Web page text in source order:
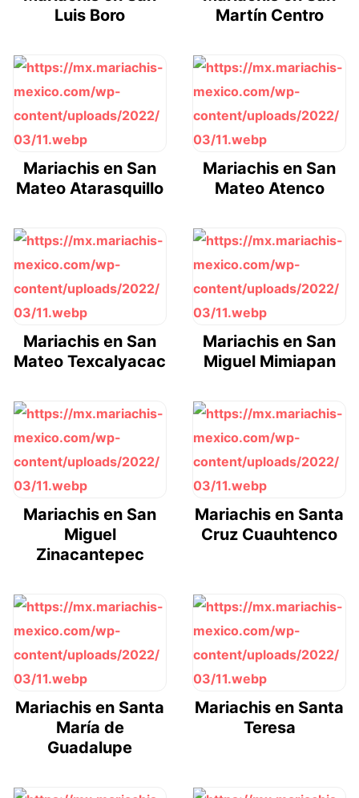
Luis Boro
Martín Centro
Mariachis en San
Mateo Atarasquillo
Mariachis en San
Mateo Atenco
Mariachis en San
Mateo Texcalyacac
Mariachis en San
Miguel Mimiapan
Mariachis en San
Miguel
Zinacantepec
Mariachis en Santa
Cruz Cuauhtenco
Mariachis en Santa
María de
Guadalupe
Mariachis en Santa
Teresa